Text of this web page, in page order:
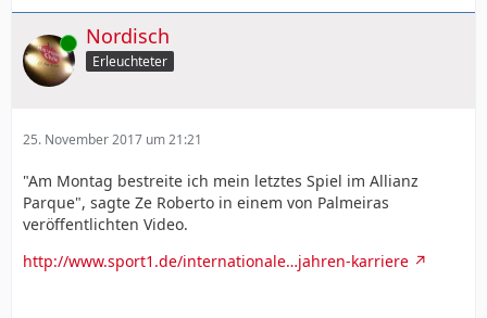
Online Nordisch
Erleuchteter
25. November 2017 um 21:21
"Am Montag bestreite ich mein letztes Spiel im Allianz
Parque", sagte Ze Roberto in einem von Palmeiras
veröffentlichten Video.
http://www.sport1.de/internationale…jahren-karriere